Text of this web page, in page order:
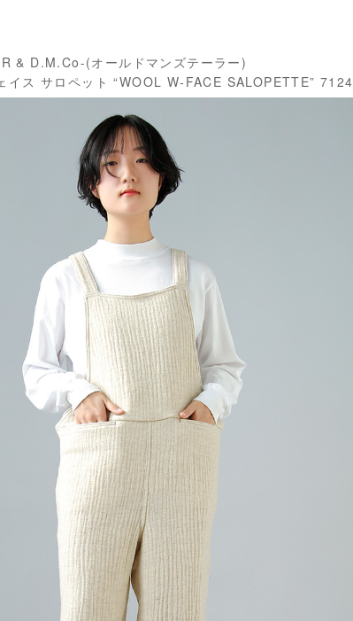
R & D.M.Co-(オールドマンズテーラー)
イス サロペット “WOOL W-FACE SALOPETTE” 7124